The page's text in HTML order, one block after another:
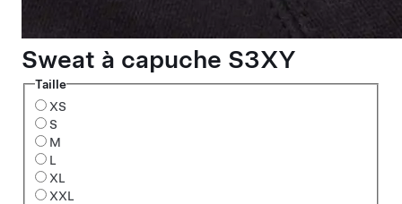
Sweat à capuche S3XY
Taille
XS
S
M
L
XL
XXL